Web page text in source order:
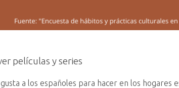
películas y series
a los españoles para hacer en los hogares